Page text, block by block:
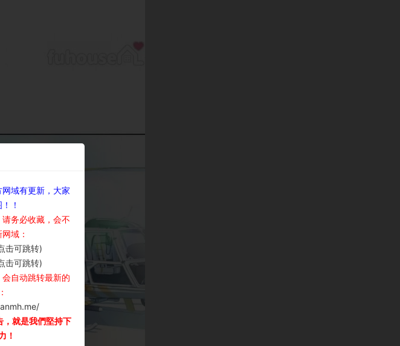
域有更新，大家
！
务必收藏，会不
域：
击可跳转)
击可跳转)
自动跳转最新的
，就是我們堅持下
！